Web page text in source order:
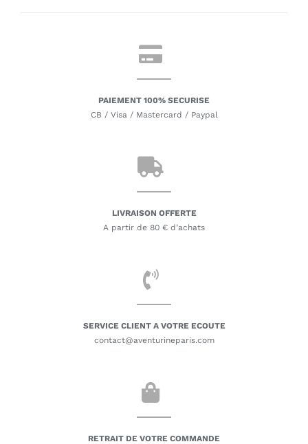
PAIEMENT 100% SECURISE
CB / Visa / Mastercard / Paypal
LIVRAISON OFFERTE
A partir de 80 € d’achats
SERVICE CLIENT A VOTRE ECOUTE
contact@aventurineparis.com
RETRAIT DE VOTRE COMMANDE